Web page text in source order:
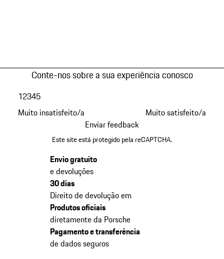
Conte-nos sobre a sua experiência conosco
Muito insatisfeito/a
12345
Muito satisfeito/a
Enviar feedback
Este site está protegido pela reCAPTCHA.
Envio gratuito
e devoluções
30 dias
Direito de devolução em
Produtos oficiais
diretamente da Porsche
Pagamento e transferência
de dados seguros